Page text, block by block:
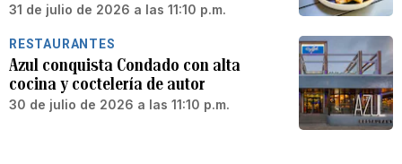
31 de julio de 2026 a las 11:10 p.m.
RESTAURANTES
Azul conquista Condado con alta
cocina y coctelería de autor
30 de julio de 2026 a las 11:10 p.m.